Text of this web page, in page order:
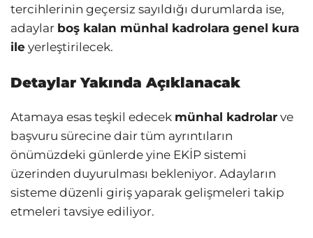
tercihlerinin geçersiz sayıldığı durumlarda ise,
adaylar boş kalan münhal kadrolara genel kura
ile yerleştirilecek.
Detaylar Yakında Açıklanacak
Atamaya esas teşkil edecek münhal kadrolar ve
başvuru sürecine dair tüm ayrıntıların
önümüzdeki günlerde yine EKİP sistemi
üzerinden duyurulması bekleniyor. Adayların
sisteme düzenli giriş yaparak gelişmeleri takip
etmeleri tavsiye ediliyor.